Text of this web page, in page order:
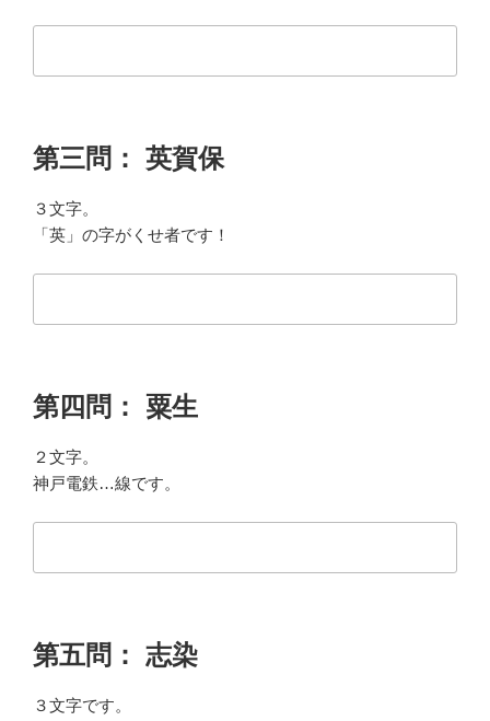
第三問： 英賀保
３文字。
「英」の字がくせ者です！
第四問： 粟生
２文字。
神戸電鉄…線です。
第五問： 志染
３文字です。